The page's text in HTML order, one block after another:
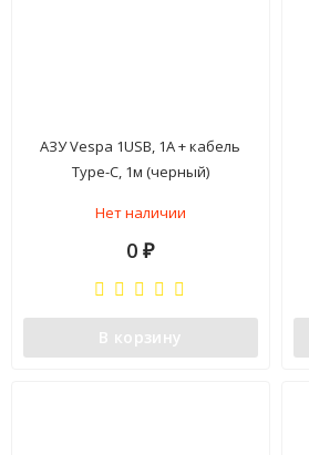
АЗУ Vespa 1USB, 1A + кабель
Type-C, 1м (черный)
Нет наличии
0₽
В корзину